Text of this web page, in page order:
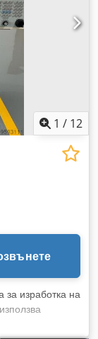
1 / 12
изработка на